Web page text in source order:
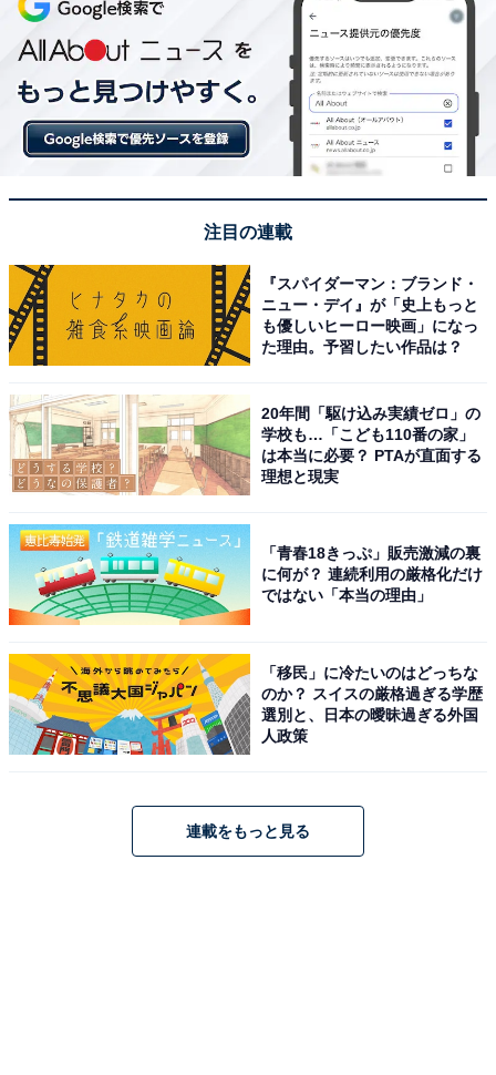
注目の連載
『スパイダーマン：ブランド・
ニュー・デイ』が「史上もっと
も優しいヒーロー映画」になっ
た理由。予習したい作品は？
20年間「駆け込み実績ゼロ」の
学校も…「こども110番の家」
は本当に必要？ PTAが直面する
理想と現実
「青春18きっぷ」販売激減の裏
に何が？ 連続利用の厳格化だけ
ではない「本当の理由」
「移民」に冷たいのはどっちな
のか？ スイスの厳格過ぎる学歴
選別と、日本の曖昧過ぎる外国
人政策
連載をもっと見る